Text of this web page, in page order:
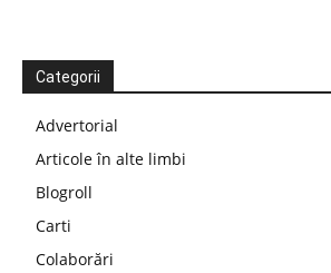
Categorii
Advertorial
Articole în alte limbi
Blogroll
Carti
Colaborări